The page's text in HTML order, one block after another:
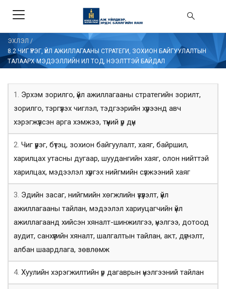
ЭХЛЭЛ /
8.2 ЧИГ ҮҮРЭГ, ҮЙЛ АЖИЛЛАГААНЫ СТРАТЕГИ, ЗОХИОН БАЙГУУЛАЛТЫН
ТАЛААРХ МЭДЭЭЛЛИЙН ИЛ ТОД, НЭЭЛТТЭЙ БАЙДАЛ
1. Эрхэм зорилго, үйл ажиллагааны стратегийн зорилт,
зорилго, тэргүүлэх чиглэл, тэдгээрийн хүрээнд авч
хэрэгжүүлсэн арга хэмжээ, түүний үр дүн
2. Чиг үүрэг, бүтэц, зохион байгуулалт, хаяг, байршил,
харилцах утасны дугаар, шуудангийн хаяг, олон нийттэй
харилцах, мэдээлэл хүргэх нийгмийн сүлжээний хаяг
3. Эдийн засаг, нийгмийн хөгжлийн үзүүлэлт, үйл
ажиллагааны тайлан, мэдээлэл хариуцагчийн үйл
ажиллагаанд хийсэн хяналт-шинжилгээ, үнэлгээ, дотоод
аудит, санхүүгийн хяналт, шалгалтын тайлан, акт, дүгнэлт,
албан шаардлага, зөвлөмж
4. Хуулийн хэрэгжилтийн үр дагаврын үнэлгээний тайлан